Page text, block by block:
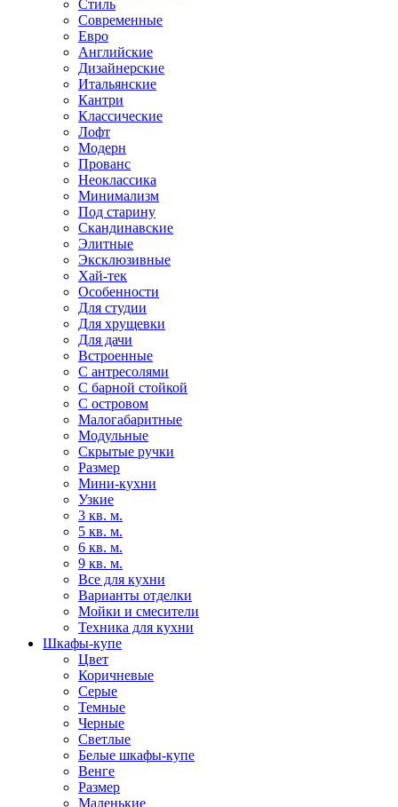
Стиль
Современные
Евро
Английские
Дизайнерские
Итальянские
Кантри
Классические
Лофт
Модерн
Прованс
Неоклассика
Минимализм
Под старину
Скандинавские
Элитные
Эксклюзивные
Хай-тек
Особенности
Для студии
Для хрущевки
Для дачи
Встроенные
С антресолями
С барной стойкой
С островом
Малогабаритные
Модульные
Скрытые ручки
Размер
Мини-кухни
Узкие
3 кв. м.
5 кв. м.
6 кв. м.
9 кв. м.
Все для кухни
Варианты отделки
Мойки и смесители
Техника для кухни
Шкафы-купе
Цвет
Коричневые
Серые
Темные
Черные
Светлые
Белые шкафы-купе
Венге
Размер
Маленькие